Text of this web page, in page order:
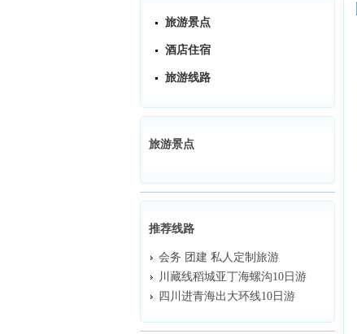
旅游景点
酒店住宿
旅游线路
旅游景点
推荐线路
会务 团建 私人定制旅游
川藏线稻城亚丁海螺沟10日游
四川进青海出大环线10日游